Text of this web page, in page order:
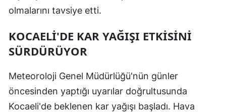
Manisa
Mardin
Muğla
olmalarını tavsiye etti.
KOCAELI'DE KAR YAĞIŞI ETKISINI
SÜRDÜRÜYOR
Meteoroloji Genel Müdürlüğü'nün günler
öncesinden yaptığı uyarılar doğrultusunda
Kocaeli'de beklenen kar yağışı başladı. Hava